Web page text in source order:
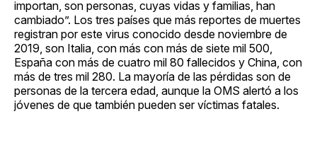
importan, son personas, cuyas vidas y familias, han
cambiado”. Los tres países que más reportes de muertes
registran por este virus conocido desde noviembre de
2019, son Italia, con más con más de siete mil 500,
España con más de cuatro mil 80 fallecidos y China, con
más de tres mil 280. La mayoría de las pérdidas son de
personas de la tercera edad, aunque la OMS alertó a los
jóvenes de que también pueden ser víctimas fatales.